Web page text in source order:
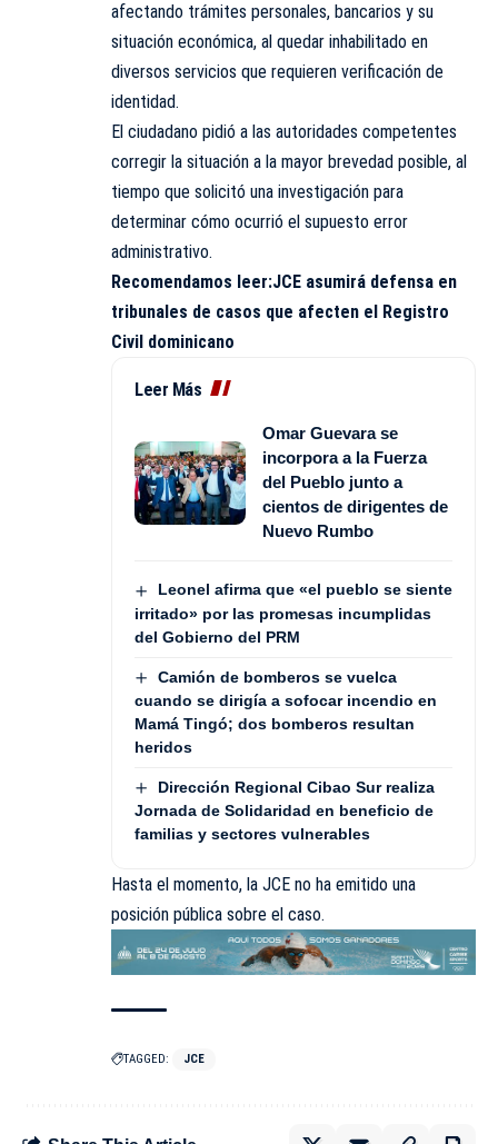
afectando trámites personales, bancarios y su
situación económica, al quedar inhabilitado en
diversos servicios que requieren verificación de
identidad.
El ciudadano pidió a las autoridades competentes
corregir la situación a la mayor brevedad posible, al
tiempo que solicitó una investigación para
determinar cómo ocurrió el supuesto error
administrativo.
Recomendamos leer:JCE asumirá defensa en
tribunales de casos que afecten el Registro
Civil dominicano
Leer Más
Omar Guevara se
incorpora a la Fuerza
del Pueblo junto a
cientos de dirigentes de
Nuevo Rumbo
Leonel afirma que «el pueblo se siente
irritado» por las promesas incumplidas
del Gobierno del PRM
Camión de bomberos se vuelca
cuando se dirigía a sofocar incendio en
Mamá Tingó; dos bomberos resultan
heridos
Dirección Regional Cibao Sur realiza
Jornada de Solidaridad en beneficio de
familias y sectores vulnerables
Hasta el momento, la JCE no ha emitido una
posición pública sobre el caso.
TAGGED: JCE